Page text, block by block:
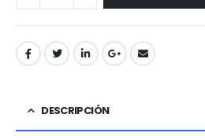
DESCRIPCIÓN